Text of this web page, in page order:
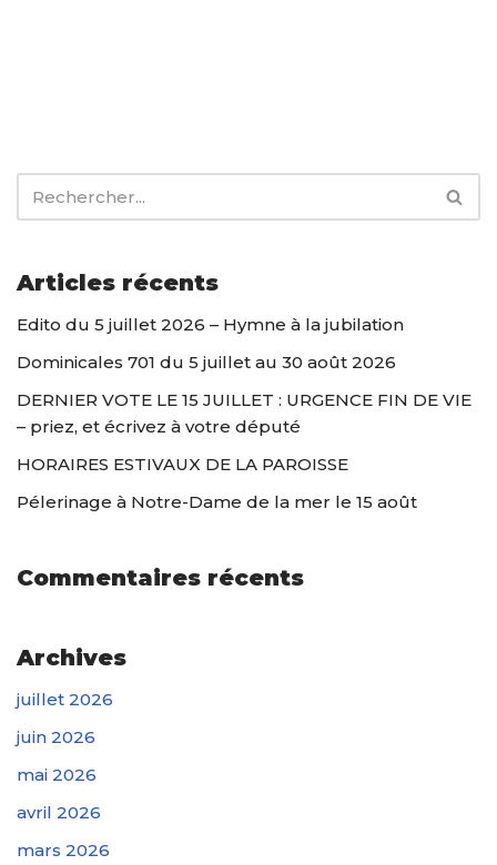
Articles récents
Edito du 5 juillet 2026 – Hymne à la jubilation
Dominicales 701 du 5 juillet au 30 août 2026
DERNIER VOTE LE 15 JUILLET : URGENCE FIN DE VIE
– priez, et écrivez à votre député
HORAIRES ESTIVAUX DE LA PAROISSE
Pélerinage à Notre-Dame de la mer le 15 août
Commentaires récents
Archives
juillet 2026
juin 2026
mai 2026
avril 2026
mars 2026